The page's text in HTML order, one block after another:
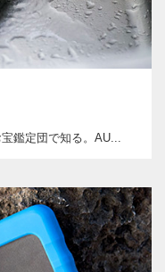
鑑定団で知る。AU...